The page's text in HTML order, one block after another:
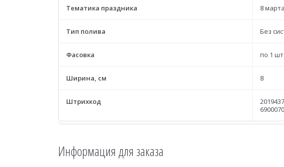
Тематика праздника 8 марта
Тип полива Без
Фасовка по 1 шт
Ширина, см 8
Штрихкод
Информация для заказа